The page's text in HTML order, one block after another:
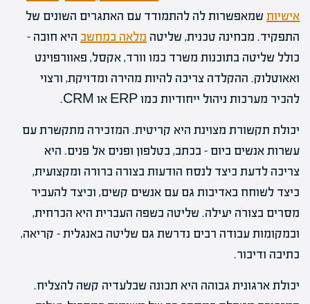
אישיותשמאפשרות לה להתמודד עם האתגרים השונים של
התפקיד. מבחינה טכנית, שליטה מלאה במחשב היא חובה –
כולל שליטה בתוכנות משרד כמו וורד, אקסל, פאוורפוינט
ואאוטלוק. ההקלדה צריכה להיות מהירה ומדויקת, ורצוי
להכיר מערכות ניהול ייחודיות כמו ERP או CRM.
יכולת תקשורת מצוינת היא קריטית. המזכירה מתקשרת עם
עשרות אנשים ביום – בכתב, בטלפון ופנים אל פנים. היא
צריכה לדעת כיצד לנסח הודעות בצורה ברורה ומקצועית,
כיצד לשוחח באדיבות גם עם אנשים קשים, וכיצד להעביר
מסרים בצורה יעילה. שליטה בשפה העברית היא הכרחית,
ובמקומות עבודה רבים נדרשת גם שליטה באנגלית – קריאה,
כתיבה ודיבור.
יכולת ארגונית גבוהה היא תכונה שבלעדיה קשה להצליח.